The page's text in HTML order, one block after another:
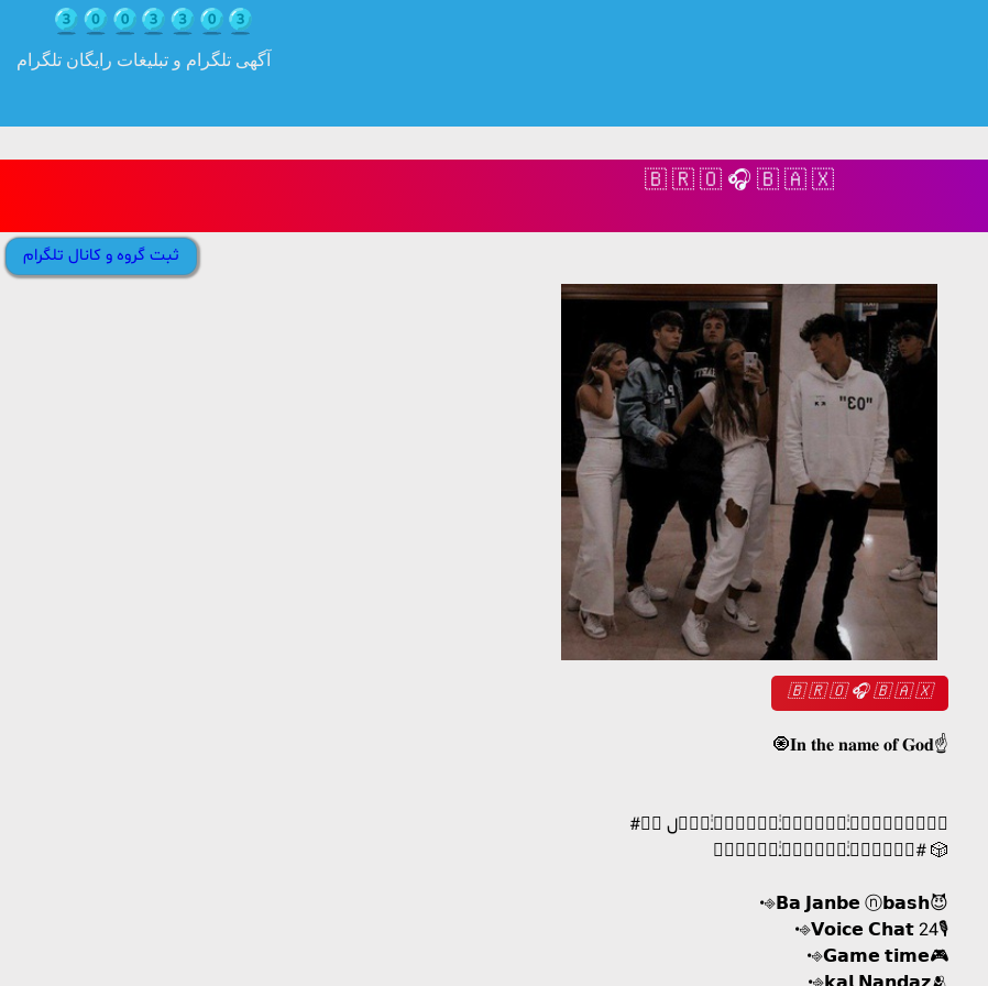
آگهی تلگرام و تبلیغات رایگان تلگرام
🇧 🇷 🇴 🎧 🇧 🇦 🇽
ثبت گروه و کانال تلگرام
🇧 🇷 🇴 🎧 🇧 🇦 🇽
🧿𝐈𝐧 𝐭𝐡𝐞 𝐧𝐚𝐦𝐞 𝐨𝐟 𝐆𝐨𝐝☝️
#وٖؒیٖؒـؒؔـٰٰسٖؒـؒؔـٰٰکٖؒـؒؔـٰٰاٖؒل ⓸⓶
#فٖؒـؒؔـٰٰعٖؒـؒؔـٰٰاٖؒلٖؒ 🎲
•⎆𝗕𝗮 𝗝𝗮𝗻𝗯𝗲 ⓝ𝗯𝗮𝘀𝗵😈
•⎆𝗩𝗼𝗶𝗰𝗲 𝗖𝗵𝗮𝘁 24🎙
•⎆𝗚𝗮𝗺𝗲 𝘁𝗶𝗺𝗲🎮